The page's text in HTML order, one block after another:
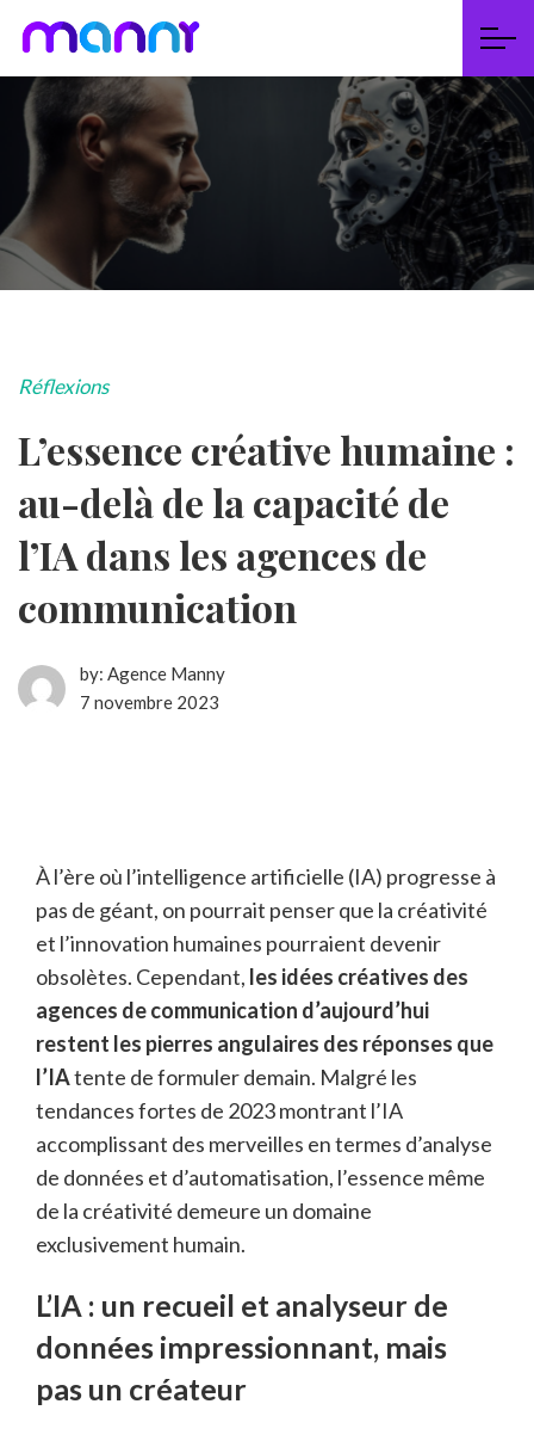
Réflexions
L’essence créative humaine :
au-delà de la capacité de
l’IA dans les agences de
communication
by: Agence Manny
7 novembre 2023
À l’ère où l’intelligence artificielle (IA) progresse à
pas de géant, on pourrait penser que la créativité
et l’innovation humaines pourraient devenir
obsolètes. Cependant, les idées créatives des
agences de communication d’aujourd’hui
restent les pierres angulaires des réponses que
l’IAtente de formuler demain. Malgré les
tendances fortes de 2023 montrant l’IA
accomplissant des merveilles en termes d’analyse
de données et d’automatisation, l’essence même
de la créativité demeure un domaine
exclusivement humain.
L’IA : un recueil et analyseur de
données impressionnant, mais
pas un créateur